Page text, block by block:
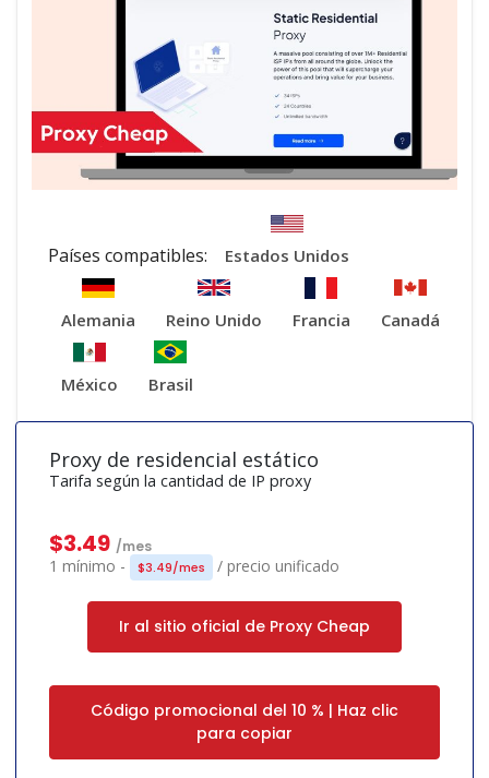
Países compatibles: Estados Unidos
Alemania Reino Unido Francia Canadá
México Brasil
Proxy de residencial estático
Tarifa según la cantidad de IP proxy
$3.49 /mes
1 mínimo - $3.49/mes / precio unificado
Ir al sitio oficial de Proxy Cheap
Código promocional del 10 % | Haz clic
para copiar